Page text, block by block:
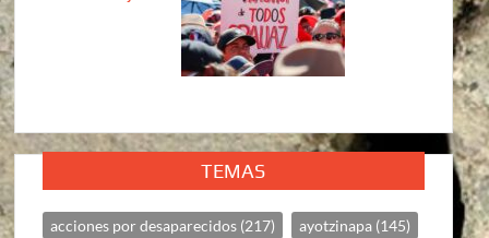
TEMAS
acciones por desaparecidos (217) ayotzinapa (145)